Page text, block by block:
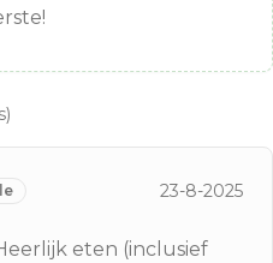
)
23-8-2025
eten (inclusief